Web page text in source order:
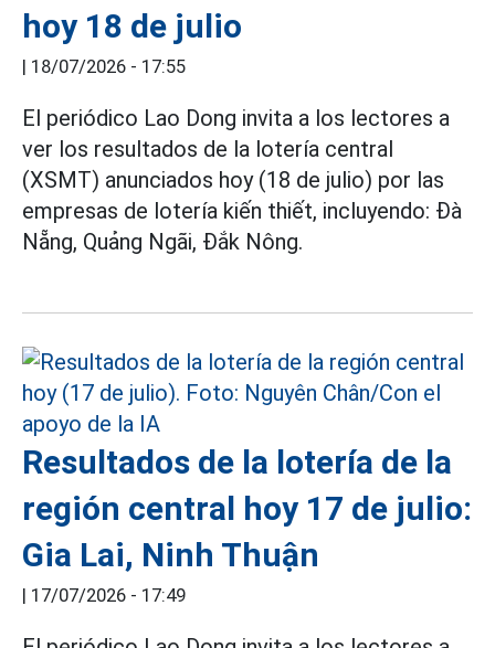
hoy 18 de julio
| 18/07/2026 - 17:55
El periódico Lao Dong invita a los lectores a
ver los resultados de la lotería central
(XSMT) anunciados hoy (18 de julio) por las
empresas de lotería kiến thiết, incluyendo: Đà
Nẵng, Quảng Ngãi, Đắk Nông.
Resultados de la lotería de la
región central hoy 17 de julio:
Gia Lai, Ninh Thuận
| 17/07/2026 - 17:49